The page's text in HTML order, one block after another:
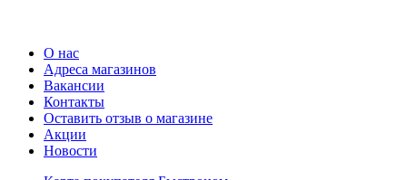
О нас
Адреса магазинов
Вакансии
Контакты
Оставить отзыв о магазине
Акции
Новости